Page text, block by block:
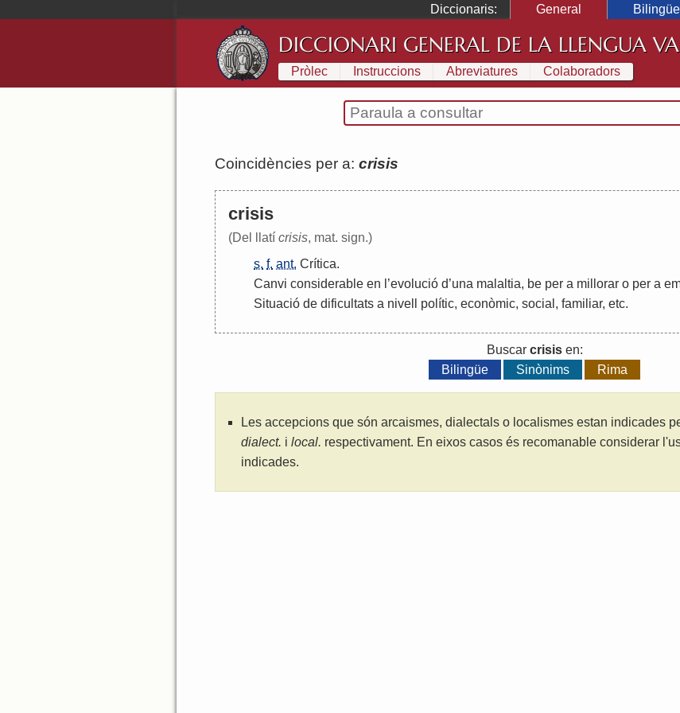
Diccionaris: General Bilingüe
DICCIONARI GENERAL DE LA LLENGUA
Pròlec Instruccions Abreviatures Colaboradors
Coincidències per a: crisis
crisis
(Del llatí crisis, mat. sign.)
s. f. ant. Crítica.
Canvi considerable en ’evolució d’una malaltia, be per a millorar o per a
Situació de dificultats a nivell polític, econòmic, social , familiar, etc.
Buscar crisisen:
Bilingüe
Sinònims Rima
Les accepcions que són arcaismes, dialectals o localismes estan indicades
dialect. i local. respectivament. En eixos casos és recomanable considerar
indicades.